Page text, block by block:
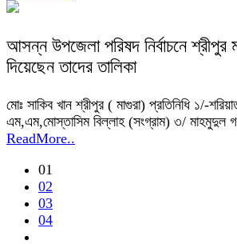
আসন্ন উপজেলা পরিষদ নির্বাচনে
দিয়েছেন তাদের তালিকা
মোঃ সাকিব খান শ্রীপুর ( মাগুরা) প্রতিনিধি ১/-
এম,এম,মোস্তাসিম বিল্লাহ (সংগ্রাম) ৩/ মাহমুদুল
ReadMore..
01
02
03
04